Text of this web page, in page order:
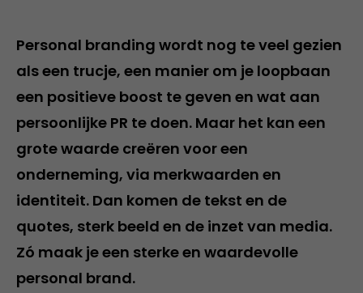
Personal branding wordt nog te veel gezien
als een trucje, een manier om je loopbaan
een positieve boost te geven en wat aan
persoonlijke PR te doen. Maar het kan een
grote waarde creëren voor een
onderneming, via merkwaarden en
identiteit. Dan komen de tekst en de
quotes, sterk beeld en de inzet van media.
Zó maak je een sterke en waardevolle
personal brand.